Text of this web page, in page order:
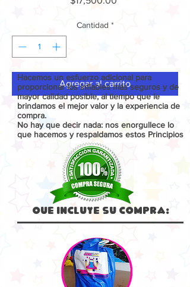
Cantidad *
Agregar al carrito
Hacemos un esfuerzo adicional para
proporcionar los inflables más seguros y de
mayor calidad posible, al tiempo que le
brindamos el mejor valor y la experiencia de
compra.
No hay que decir nada: nos enorgullece lo
que hacemos y respaldamos estos Principios
Que Incluye su compra: